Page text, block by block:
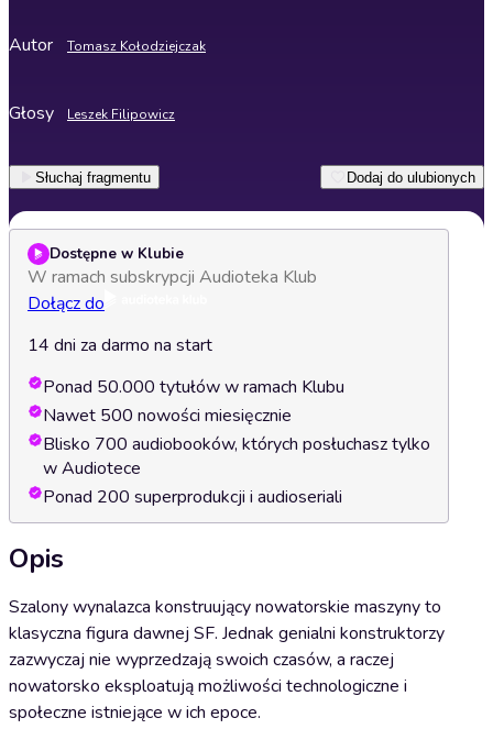
Autor Tomasz Kołodziejczak
Głosy Leszek Filipowicz
Słuchaj fragmentu Dodaj do ulubionych
Dostępne w Klubie
W ramach subskrypcji Audioteka Klub
Dołącz do
14 dni za darmo na start
Ponad 50.000 tytułów w ramach Klubu
Nawet 500 nowości miesięcznie
Blisko 700 audiobooków, których posłuchasz tylko
w Audiotece
Ponad 200 superprodukcji i audioseriali
Opis
Szalony wynalazca konstruujący nowatorskie maszyny to
klasyczna figura dawnej SF. Jednak genialni konstruktorzy
zazwyczaj nie wyprzedzają swoich czasów, a raczej
nowatorsko eksploatują możliwości technologiczne i
społeczne istniejące w ich epoce.